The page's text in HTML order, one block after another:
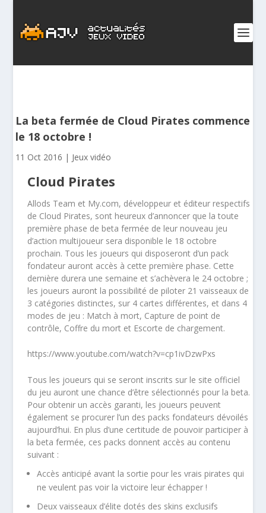
La beta fermée de Cloud Pirates commence
le 18 octobre !
11 Oct 2016 | Jeux vidéo
Cloud Pirates
Allods Team et My.com, développeur et éditeur respectifs
de Cloud Pirates, sont heureux d’annoncer que la toute
première phase de beta fermée de leur nouveau jeu
d’action multijoueur sera disponible le 18 octobre
prochain. Tous les joueurs qui disposeront d’un pack
fondateur auront accès à cette première phase. Cette
dernière durera une semaine et s’achèvera le 24 octobre ;
les joueurs auront la possibilité de piloter 21 vaisseaux de
3 catégories distinctes, sur 4 cartes différentes, et dans 4
modes de jeu : Match à mort, Capture de point de
contrôle, Coffre du mort et Escorte de chargement.
https://www.youtube.com/watch?v=cp1ivDzwPxs
Tous les joueurs qui se seront inscrits sur le site officiel
du jeu auront une chance d’être sélectionnés pour la beta.
Pour obtenir un accès garanti, les joueurs peuvent
également se procurer l’un des packs fondateurs dévoilés
aujourd’hui. En plus d’une certitude de pouvoir participer à
la beta fermée, ces packs donnent accès au contenu
suivant :
Accès anticipé avant la sortie pour les vrais pirates qui
ne veulent pas voir la victoire leur échapper !
Deux vaisseaux d’élite dotés des skins exclusifs